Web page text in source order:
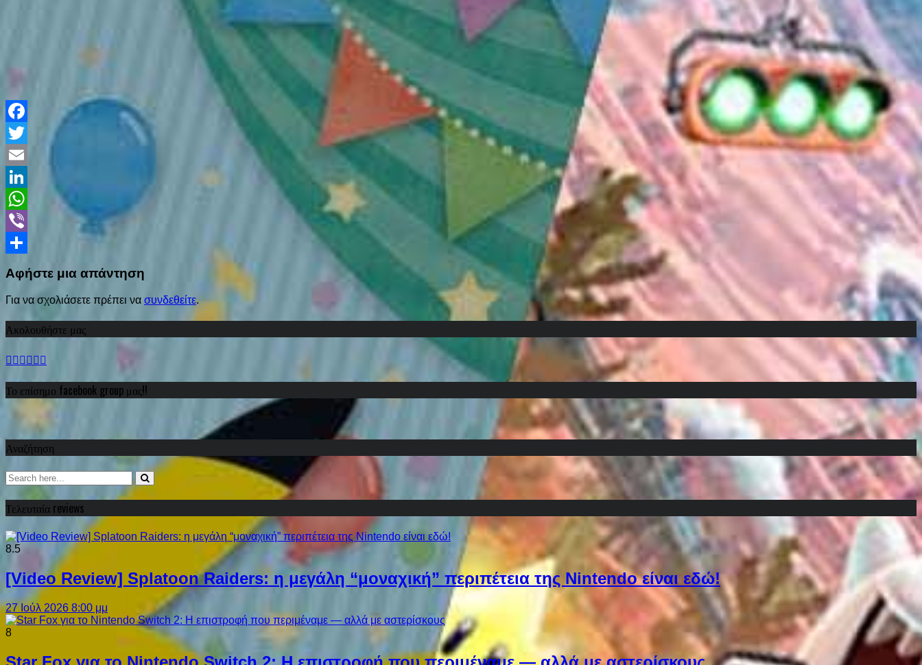
Facebook
Twitter
Email
LinkedIn
WhatsApp
Viber
Αφήστε μια απάντηση
Για να σχολιάσετε πρέπει να συνδεθείτε.
Ακολουθήστε μας
Το επίσημο facebook group μας!!
Αναζήτηση
Τελευταία reviews
8.5
[Video Review] Splatoon Raiders: η μεγάλη “μοναχική” περιπέτεια της Nintendo είναι εδώ!
27 Ιούλ 2026 8:00 μμ
8